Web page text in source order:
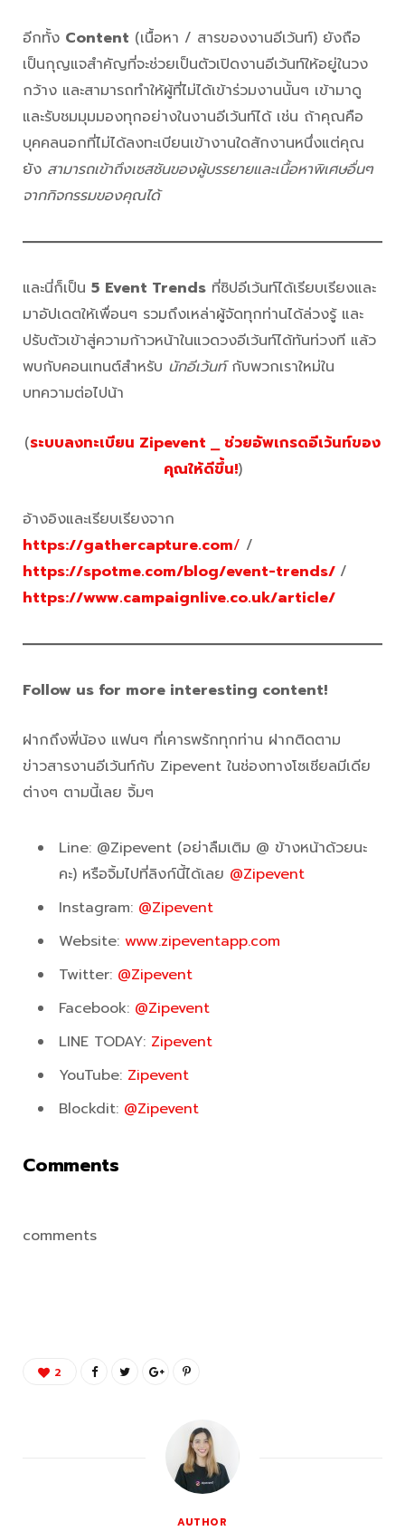
อีกทั้ง Content (เนื้อหา / สารของงานอีเว้นท์) ยังถือ
เป็นกุญแจสำคัญที่จะช่วยเป็นตัวเปิดงานอีเว้นท์ให้อยู่ในวง
กว้าง และสามารถทำให้ผู้ที่ไม่ได้เข้าร่วมงานนั้นๆ เข้ามาดู
และรับชมมุมมองทุกอย่างในงานอีเว้นท์ได้ เช่น ถ้าคุณคือ
บุคคลนอกที่ไม่ได้ลงทะเบียนเข้างานใดสักงานหนึ่งแต่คุณ
ยัง สามารถเข้าถึงเซสชันของผู้บรรยายและเนื้อหาพิเศษอื่นๆ
จากกิจกรรมของคุณได้
และนี่ก็เป็น 5 Event Trends ที่ซิปอีเว้นท์ได้เรียบเรียงและ
มาอัปเดตให้เพื่อนๆ รวมถึงเหล่าผู้จัดทุกท่านได้ล่วงรู้ และ
ปรับตัวเข้าสู่ความก้าวหน้าในแวดวงอีเว้นท์ได้ทันท่วงที แล้ว
พบกับคอนเทนต์สำหรับ นักอีเว้นท์กับพวกเราใหม่ใน
บทความต่อไปน้า
(ระบบลงทะเบียน Zipevent ⎯ ช่วยอัพเกรดอีเว้นท์ของ
คุณให้ดีขึ้น!)
อ้างอิงและเรียบเรียงจาก
https://gathercapture.com/ /
https://spotme.com/blog/event-trends/ /
https://www.campaignlive.co.uk/article/
Follow us for more interesting content!
ฝากถึงพี่น้อง แฟนๆ ที่เคารพรักทุกท่าน ฝากติดตาม
ข่าวสารงานอีเว้นท์กับ Zipevent ในช่องทางโซเชียลมีเดีย
ต่างๆ ตามนี้เลย จิ้มๆ
Line: @Zipevent (อย่าลืมเติม @ ข้างหน้าด้วยนะ
คะ) หรือจิ้มไปที่ลิงก์นี้ได้เลย @Zipevent
Instagram: @Zipevent
Website: www.zipeventapp.com
Twitter: @Zipevent
Facebook: @Zipevent
LINE TODAY: Zipevent
YouTube: Zipevent
Blockdit: @Zipevent
Comments
comments
2
AUTHOR